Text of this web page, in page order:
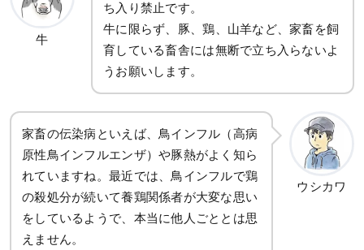
牛
ち入り禁止です。
牛に限らず、豚、鶏、山羊など、家畜を飼
育している畜舎には無断で立ち入らないよ
うお願いします。
家畜の伝染病といえば、鳥インフル（高病
原性鳥インフルエンザ）や豚熱がよく知ら
れていますね。最近では、鳥インフルで鶏
の殺処分が続いて養鶏関係者が大変な思い
をしているようで、本当に他人ごととは思
えません。
ウシカワ